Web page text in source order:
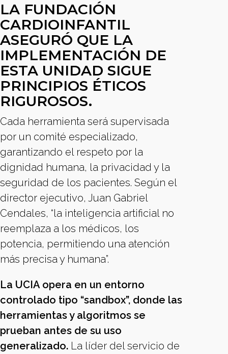
LA FUNDACIÓN
CARDIOINFANTIL
ASEGURÓ QUE LA
IMPLEMENTACIÓN DE
ESTA UNIDAD SIGUE
PRINCIPIOS ÉTICOS
RIGUROSOS.
Cada herramienta será supervisada
por un comité especializado,
garantizando el respeto por la
dignidad humana, la privacidad y la
seguridad de los pacientes. Según el
director ejecutivo, Juan Gabriel
Cendales, “la inteligencia artificial no
reemplaza a los médicos, los
potencia, permitiendo una atención
más precisa y humana”.
La UCIA opera en un entorno
controlado tipo “sandbox”, donde las
herramientas y algoritmos se
prueban antes de su uso
generalizado. La líder del servicio de